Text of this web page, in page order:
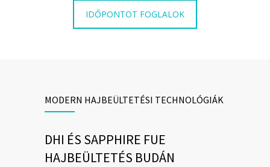
IDŐPONTOT FOGLALOK
MODERN HAJBEÜLTETÉSI TECHNOLÓGIÁK
DHI ÉS SAPPHIRE FUE
HAJBEÜLTETÉS BUDÁN